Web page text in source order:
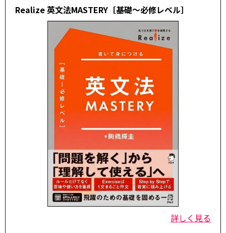
Realize 英文法MASTERY［基礎～必修レベル］
詳しく見る